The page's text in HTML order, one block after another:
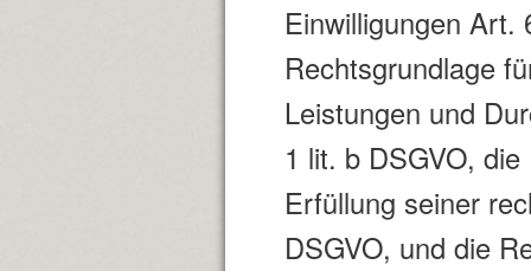
Einwilligungen Art.
Rechtsgrundlage
Leistungen und
1 lit. b DSGVO,
Erfüllung seiner
DSGVO, und die